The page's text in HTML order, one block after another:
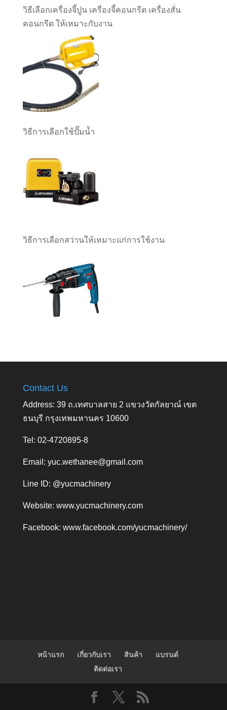
วิธีเลือกเครื่องจี้ปูน เครื่องจี้คอนกรีต เครื่องสั่น
คอนกรีต ให้เหมาะกับงาน
วิธีการเลือกใช้ปั๊มน้ำ
วิธีการเลือกสว่านให้เหมาะแก่การใช้งาน
Contact Us
Address: 39 ถ.เทศบาลสาย 2 แขวงวัดกัลยาณ์ เขต
ธนบุรี กรุงเทพมหานคร 10600
Tel: 02-4720895-8
Email: yuc.wethanee@gmail.com
Line ID: @yucmachinery
Website: www.yucmachinery.com
Facebook: www.facebook.com/yucmachinery/
หน้าแรก เกี่ยวกับเรา สินค้า
แบรนด์
ติดต่อเรา